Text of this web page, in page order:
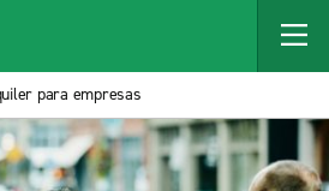
para empresas